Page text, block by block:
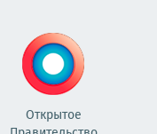
Открытое